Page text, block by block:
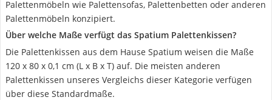
Palettenmöbeln wie Palettensofas, Palettenbetten oder anderen
Palettenmöbeln konzipiert.
Über welche Maße verfügt das Spatium Palettenkissen?
Die Palettenkissen aus dem Hause Spatium weisen die Maße
120 x 80 x 0,1 cm (L x B x T) auf. Die meisten anderen
Palettenkissen unseres Vergleichs dieser Kategorie verfügen
über diese Standardmaße.